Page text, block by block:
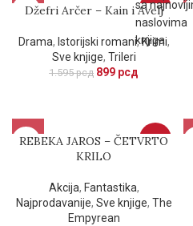
-44%
Džefri Arčer – Kain i Avelj
Drama, Istorijski romani,Krimi,
Sve knjige, Trileri
1.595рсд 899 рсд
-23%
REBEKA JAROS – ČETVRTO
KRILO
Akcija, Fantastika,
Najprodavanije, Sve knjige, The
Empyrean